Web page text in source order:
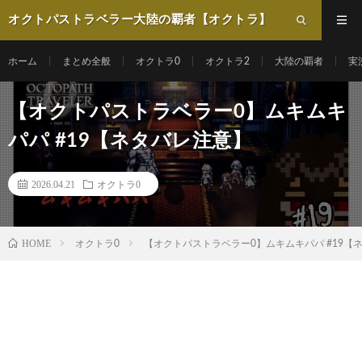
オクトパストラベラー大陸の覇者【オクトラ】
ホーム まとめ全般 オクトラ0 オクトラ2 大陸の覇者 実
【オクトパストラベラー0】ムキムキ
パパ #19【ネタバレ注意】
2026.04.21 オクトラ0
HOME オクトラ0 【オクトパストラベラー0】ムキムキパパ #19【